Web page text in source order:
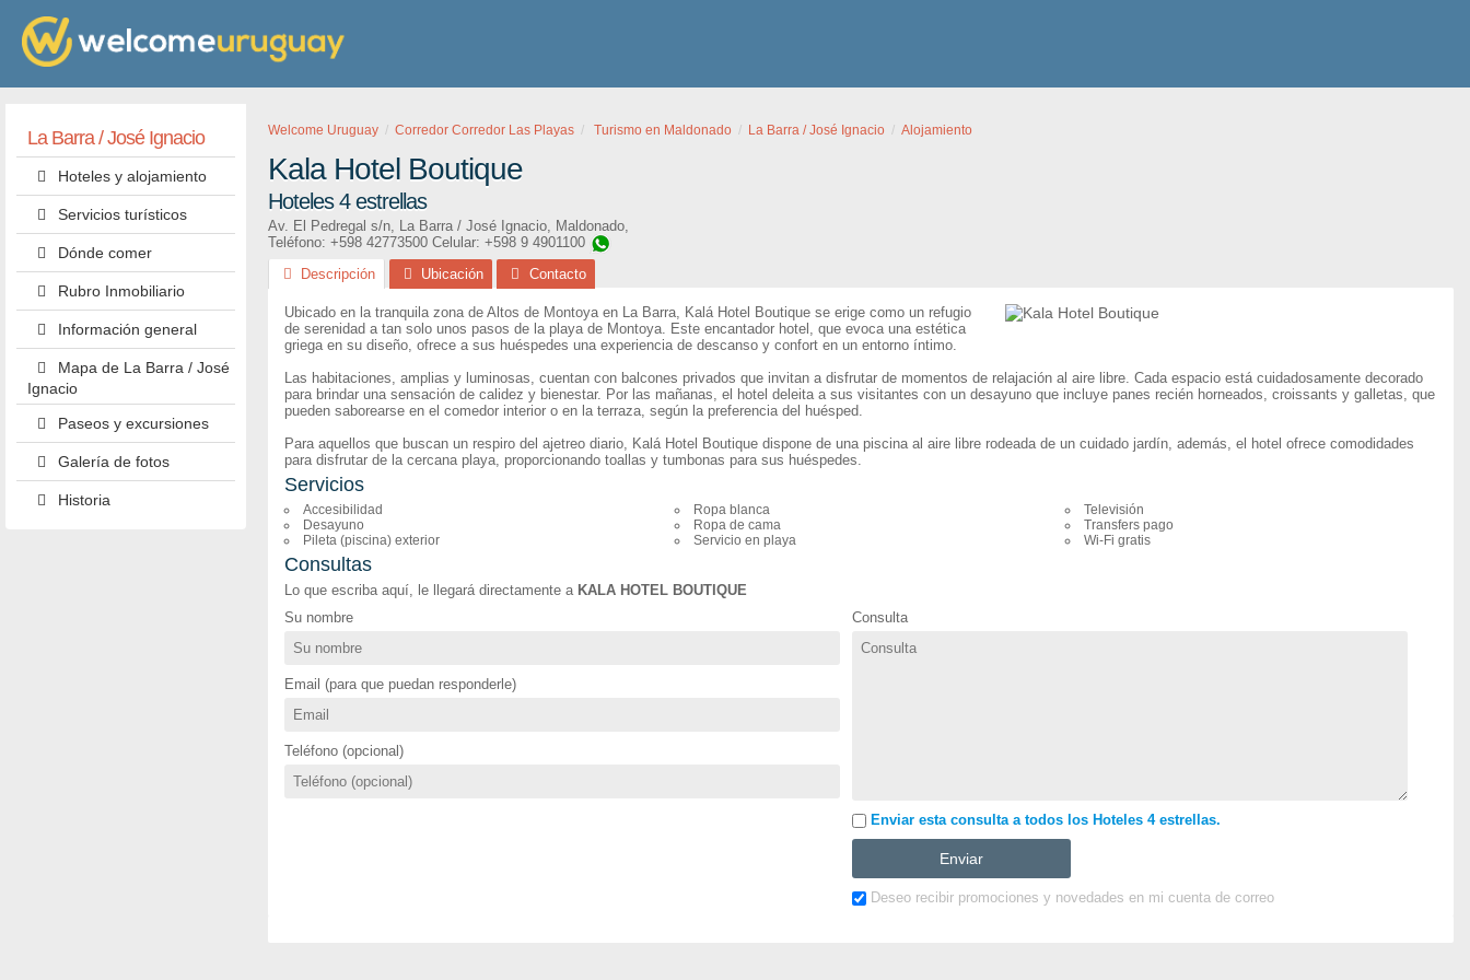
La Barra / José Ignacio
Hoteles y alojamiento
Servicios turísticos
Dónde comer
Rubro Inmobiliario
Información general
Mapa de La Barra / José
Ignacio
Paseos y excursiones
Galería de fotos
Historia
Welcome Uruguay Corredor Corredor Las Playas Turismo en Maldonado La Barra / José Ignacio Alojamiento
Kala Hotel Boutique
Hoteles 4 estrellas
Av. El Pedregal s/n, La Barra / José Ignacio, Maldonado,
Teléfono: +598 42773500 Celular: +598 9 4901100
Descripción
Ubicación Contacto
Ubicado en la tranquila zona de Altos de Montoya en La Barra, Kalá Hotel Boutique se erige como un refugio
de serenidad a tan solo unos pasos de la playa de Montoya. Este encantador hotel, que evoca una estética
griega en su diseño, ofrece a sus huéspedes una experiencia de descanso y confort en un entorno íntimo.
Las habitaciones, amplias y luminosas, cuentan con balcones privados que invitan a disfrutar de momentos de relajación al aire libre. Cada espacio está cuidadosamente decorado
para brindar una sensación de calidez y bienestar. Por las mañanas, el hotel deleita a sus visitantes con un desayuno que incluye panes recién horneados, croissants y galletas, que
pueden saborearse en el comedor interior o en la terraza, según la preferencia del huésped.
Para aquellos que buscan un respiro del ajetreo diario, Kalá Hotel Boutique dispone de una piscina al aire libre rodeada de un cuidado jardín, además, el hotel ofrece comodidades
para disfrutar de la cercana playa, proporcionando toallas y tumbonas para sus huéspedes.
Servicios
Accesibilidad
Desayuno
Pileta (piscina) exterior
Ropa blanca
Ropa de cama
Servicio en playa
Televisión
Transfers pago
Wi-Fi gratis
Consultas
Lo que escriba aquí, le llegará directamente a KALA HOTEL BOUTIQUE
Su nombre
Email (para que puedan responderle)
Teléfono (opcional)
Consulta
Enviar esta consulta a todos los Hoteles 4 estrellas.
Deseo recibir promociones y novedades en mi cuenta de correo